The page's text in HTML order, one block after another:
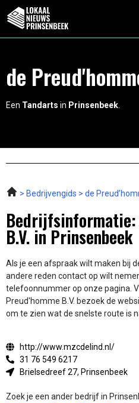
de
Een Tandarts in Prinsenbeek
Bedrijvengids de
Bedrijfsinformatie:
B.V. in Prinsenbeek
Als je een afspraak wilt maken bij
andere reden contact op wilt
telefoonnummer op onze pagina.
Preud'homme B.V. bezoek de
om te zien wat de snelste route is
http://www.mzcdelind.nl/
31 76 549 6217
Brielsedreef 27, Prinsenbeek
Zoek je een ander bedrijf in